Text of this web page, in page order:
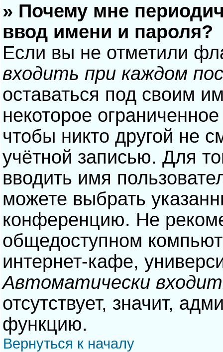
» Почему мне
ввод имени и пароля?
Если вы не отметили
входить при каждом
оставаться под своим
некоторое
чтобы никто другой не
учётной записью. Для
вводить имя
можете выбрать
конференцию. Не
общедоступном
интернет-кафе,
Автоматически
отсутствует, значит,
функцию.
Вернуться к началу